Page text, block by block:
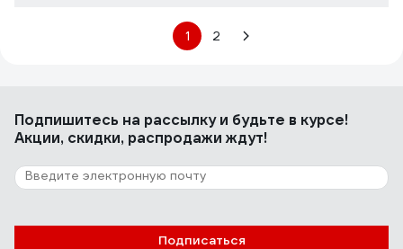
1 2
Подпишитесь на рассылкуи будьте в курсе!
Акции, скидки, распродажи ждут!
Подписаться